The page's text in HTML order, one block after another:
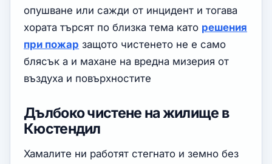
опушване или сажди от инцидент и тогава
хората търсят по близка тема като решения
при пожар защото чистенето не е само
блясък а и махане на вредна мизерия от
въздуха и повърхностите
Дълбоко чистене на жилище в
Кюстендил
Хамалите ни работят стегнато и земно без